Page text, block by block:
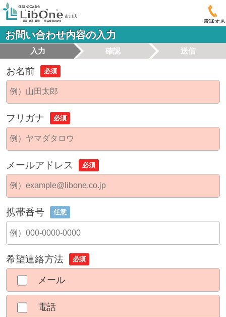
電話する
お問い合わせ内容の入力
入力 確認 送信
お名前 必須
フリガナ 必須
メールアドレス 必須
携帯番号 任意
希望連絡方法 必須
メール
電話